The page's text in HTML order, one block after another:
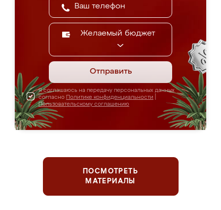
Желаемый бюджет
Отправить
Я соглашаюсь на передачу персональных данных
согласно Политике конфиденциальности
Пользовательскому соглашению
ПОСМОТРЕТЬ
МАТЕРИАЛЫ